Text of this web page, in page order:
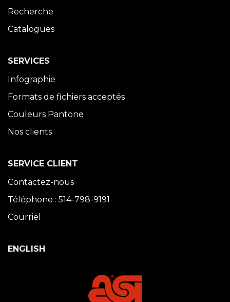
Recherche
Catalogues
SERVICES
Infographie
Formats de fichiers acceptés
Couleurs Pantone
Nos clients
SERVICE CLIENT
Contactez-nous
Téléphone : 514-798-9191
Courriel
ENGLISH